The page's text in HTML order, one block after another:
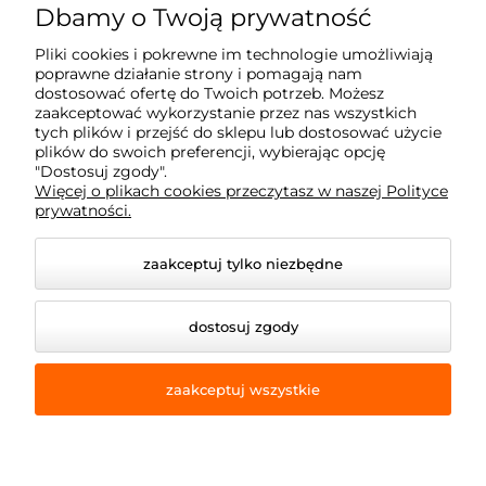
ul. Reglowa 13
60-113 Poznań
Moje konto
Płatność i dostawa
Dojazd z okolic
© 2026 e-armet.pl. Wszelkie prawa zastrzeżone.
Dbamy o Twoją prywatność
Pliki cookies i pokrewne im technologie umożliwiają
poprawne działanie strony i pomagają nam
dostosować ofertę do Twoich potrzeb. Możesz
zaakceptować wykorzystanie przez nas wszystkich
tych plików i przejść do sklepu lub dostosować użycie
plików do swoich preferencji, wybierając opcję
"Dostosuj zgody".
Więcej o plikach cookies przeczytasz w naszej Polityce
prywatności.
zaakceptuj tylko niezbędne
dostosuj zgody
zaakceptuj wszystkie